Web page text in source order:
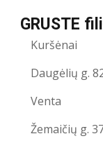
GRUSTE
Kuršėnai
Daugėlių g.
Venta
Žemaičių g.